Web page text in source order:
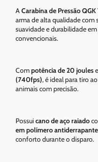
ACarabina de Pressão
arma de alta qualidade com
suavidade e durabilidade
convencionais.
Compotência de 20 joules
(740fps), é ideal para tiro
animais com precisão.
Possuicano de aço raiado
em polímero antiderrapante
conforto durante o disparo.